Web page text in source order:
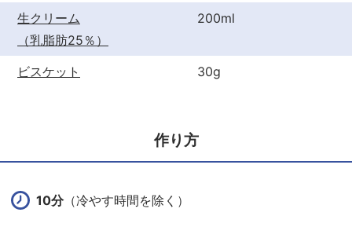
生クリーム
（乳脂肪25％）
200ml
ビスケット 30g
作り方
10分（冷やす時間を除く）